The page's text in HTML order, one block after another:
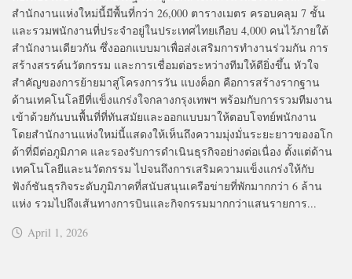
สำนักงานแห่งใหม่นี้มีพื้นที่กว่า 26,000 ตารางเมตร ครอบคลุม 7 ชั้น
และรวมพนักงานที่ประจำอยู่ในประเทศไทยเกือบ 4,000 คนไว้ภายใต้
สำนักงานเดียวกัน ซึ่งออกแบบมาเพื่อส่งเสริมการทำงานร่วมกัน การ
สร้างสรรค์นวัตกรรม และการเชื่อมต่อระหว่างทีมให้ดียิ่งขึ้น หัวใจ
สำคัญของการย้ายมาสู่โครงการวัน แบงค็อก คือการสร้างรากฐาน
ด้านเทคโนโลยีที่แข็งแกร่งใจกลางกรุงเทพฯ พร้อมกับการรวมทีมงาน
เข้าด้วยกันบนพื้นที่ที่ทันสมัยและออกแบบมาให้ตอบโจทย์พนักงาน
โดยสำนักงานแห่งใหม่นี้แสดงให้เห็นถึงความมุ่งมั่นระยะยาวของอโก
ด้าที่มีต่อภูมิภาค และรองรับการดำเนินธุรกิจอย่างต่อเนื่อง ตั้งแต่ด้าน
เทคโนโลยีและนวัตกรรม ไปจนถึงการเสริมความแข็งแกร่งให้กับ
ฟังก์ชันธุรกิจระดับภูมิภาคที่สนับสนุนเครือข่ายที่พักมากกว่า 6 ล้าน
แห่ง รวมไปถึงเส้นทางการบินและกิจกรรมมากกว่าแสนรายการ...
April 1, 2026